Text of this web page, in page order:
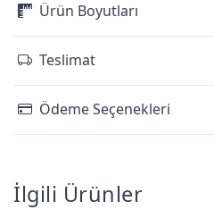
Ürün Boyutları
Teslimat
Ödeme Seçenekleri
İlgili Ürünler